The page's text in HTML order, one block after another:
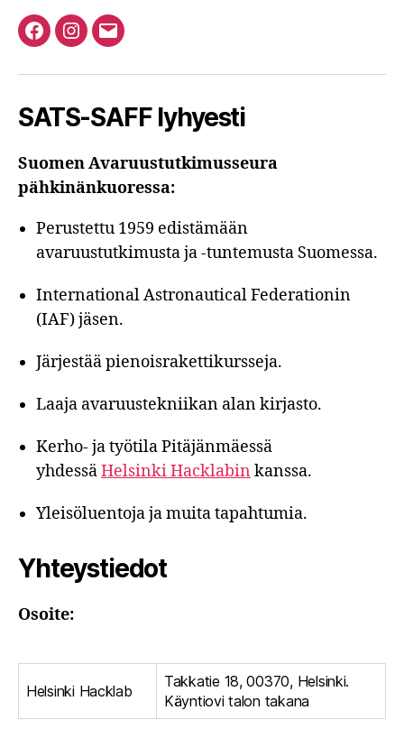
Facebook
Instagram
Email
SATS-SAFF lyhyesti
Suomen Avaruustutkimusseura
pähkinänkuoressa:
Perustettu 1959 edistämään
avaruustutkimusta ja -tuntemusta Suomessa.
International Astronautical Federationin
(IAF) jäsen.
Järjestää pienoisrakettikursseja.
Laaja avaruustekniikan alan kirjasto.
Kerho- ja työtila Pitäjänmäessä
yhdessäHelsinki Hacklabin kanssa.
Yleisöluentoja ja muita tapahtumia.
Yhteystiedot
Osoite:
Helsinki Hacklab
Takkatie 18, 00370, Helsinki.
Käyntiovi talon takana